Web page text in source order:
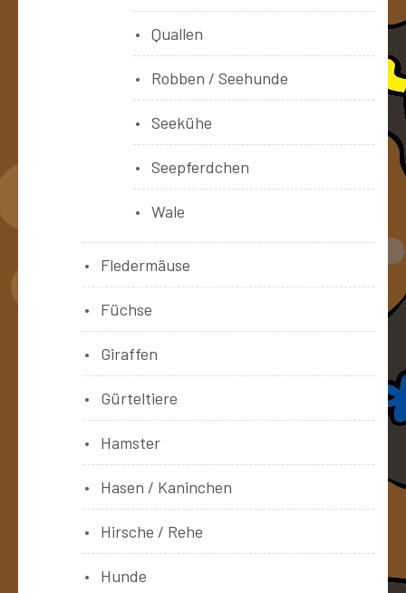
Quallen
Robben / Seehunde
Seekühe
Seepferdchen
Wale
Fledermäuse
Füchse
Giraffen
Gürteltiere
Hamster
Hasen / Kaninchen
Hirsche / Rehe
Hunde